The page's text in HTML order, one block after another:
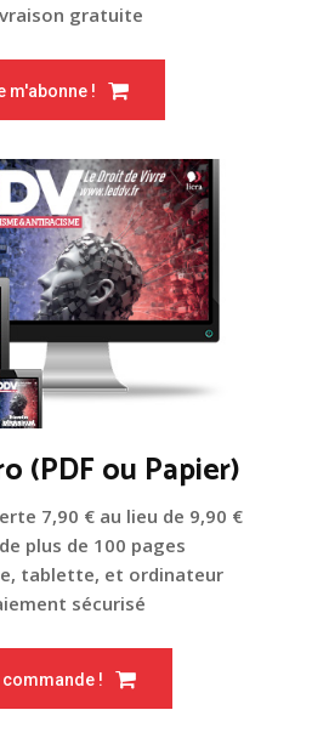
gratuite
m'abonne !
(PDF ou Papier)
7,90 € au lieu de 9,90 €
plus de 100 pages
tablette, et ordinateur
sécurisé
commande !